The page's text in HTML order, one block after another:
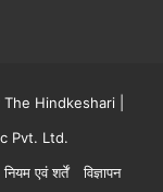
Hindkeshari |
Pvt. Ltd.
नियम एवं शर्तें विज्ञापन